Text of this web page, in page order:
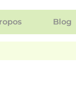
Blog